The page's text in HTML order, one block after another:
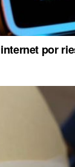
por